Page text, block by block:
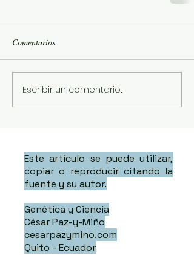
Comentarios
Escribir un comentario...
Este artículo se puede utilizar,
copiar o reproducir citando la
fuente y su autor.
Genética y Ciencia
César Paz-y-Miño
cesarpazymino.com
Quito - Ecuador